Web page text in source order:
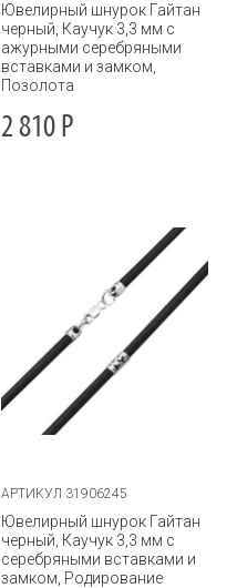
Ювелирный шнурок Гайтан
черный, Каучук 3,3 мм с
ажурными серебряными
вставками и замком,
Позолота
2 810 Р
АРТИКУЛ 31906245
Ювелирный шнурок Гайтан
черный, Каучук 3,3 мм с
серебряными вставками и
замком, Родирование